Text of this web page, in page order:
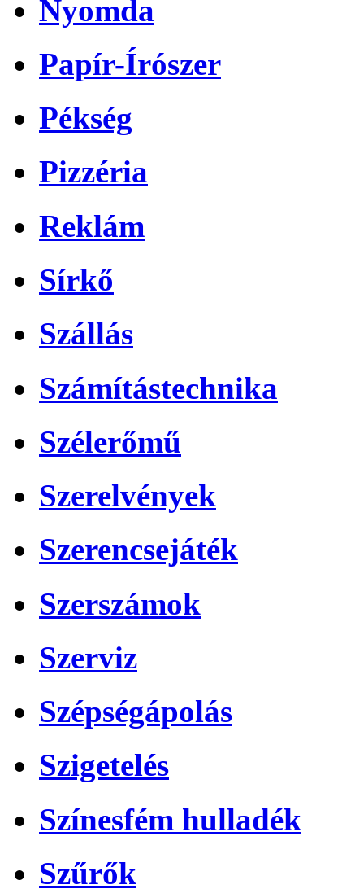
Nyomda
Papír-Írószer
Pékség
Pizzéria
Reklám
Sírkő
Szállás
Számítástechnika
Szélerőmű
Szerelvények
Szerencsejáték
Szerszámok
Szerviz
Szépségápolás
Szigetelés
Színesfém hulladék
Szűrők